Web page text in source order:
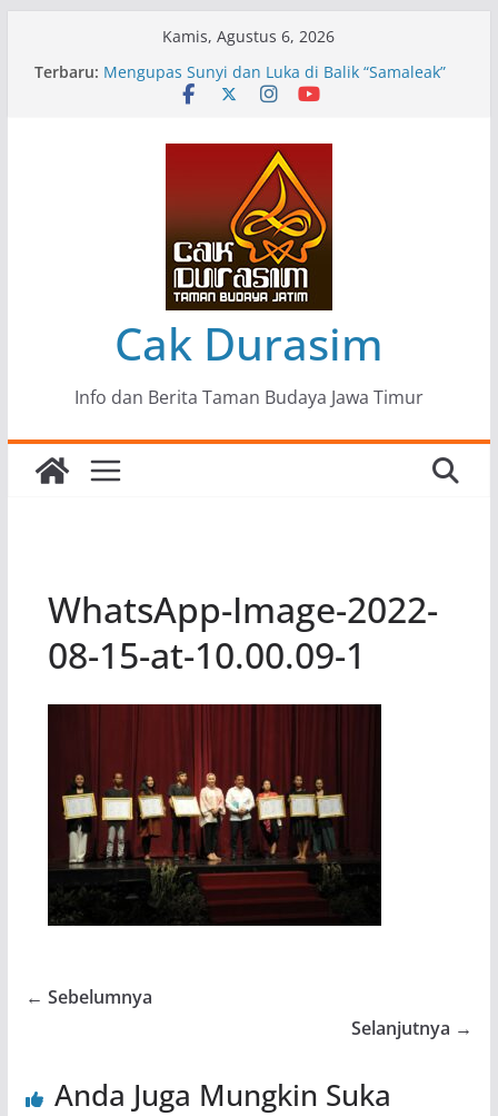
Kamis, Agustus 6, 2026
Terbaru: Pameran Lukisan Komunitas Patria Seni Rupa
Kota Blitar : Ketika “Bergerak” Menjadi Mantra
Mengupas Sunyi dan Luka di Balik “Samaleak”
Menjaga Marwah Seni dan Budaya: Catatan
Kunjungan Kerja Ir. Bambang Haryo Soekartono
(BHS) Anggota DPR RI ke Taman Budaya Jawa
Pameran Tunggal 35 Karya Agus Koecink
“Tumbang Tambang”, Ungkapan Kritis Tentang
Derita Pekerja Pertambangan
Cak Durasim
Info dan Berita Taman Budaya Jawa Timur
WhatsApp-Image-2022-
08-15-at-10.00.09-1
← Sebelumnya
Selanjutnya →
Anda Juga Mungkin Suka